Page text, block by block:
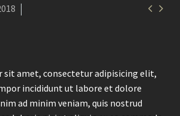
 
sit amet, consectetur adipisicing elit,
incididunt ut labore et dolore
ad minim veniam, quis nostrud